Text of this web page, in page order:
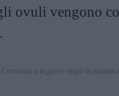
ovuli vengono